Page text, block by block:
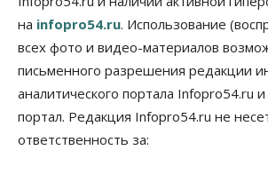
Цены в ресторанах Новосибирска
10 Августа 2026, 13:00
Власть
Духовная и медицинская помощь:
церковь посетит 50 поселений
области
на infopro54.ru. Использование
всех фото и видео-материалов
письменного разрешения редакции
аналитического портала Infopro54.ru
портал. Редакция Infopro54.ru не
ответственность за: